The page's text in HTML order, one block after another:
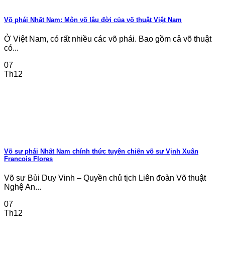
Võ phái Nhất Nam: Môn võ lâu đời của võ thuật Việt Nam
Ở Việt Nam, có rất nhiều các võ phái. Bao gồm cả võ thuật
có...
07
Th12
Võ sư phái Nhất Nam chính thức tuyên chiến võ sư Vịnh Xuân
Francois Flores
Võ sư Bùi Duy Vinh – Quyền chủ tịch Liên đoàn Võ thuật
Nghệ An...
07
Th12